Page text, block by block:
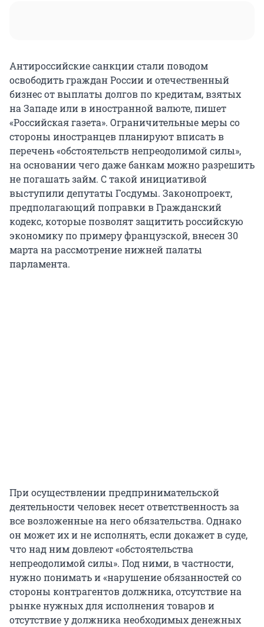
Антироссийские санкции стали поводом
освободить граждан России и отечественный
бизнес от выплаты долгов по кредитам, взятых
на Западе или в иностранной валюте, пишет
«Российская газета». Ограничительные меры со
стороны иностранцев планируют вписать в
перечень «обстоятельств непреодолимой силы»,
на основании чего даже банкам можно разрешить
не погашать займ. С такой инициативой
выступили депутаты Госдумы. Законопроект,
предполагающий поправки в Гражданский
кодекс, которые позволят защитить российскую
экономику по примеру французской, внесен 30
марта на рассмотрение нижней палаты
парламента.
При осуществлении предпринимательской
деятельности человек несет ответственность за
все возложенные на него обязательства. Однако
он может их и не исполнять, если докажет в суде,
что над ним довлеют «обстоятельства
непреодолимой силы». Под ними, в частности,
нужно понимать и «нарушение обязанностей со
стороны контрагентов должника, отсутствие на
рынке нужных для исполнения товаров и
отсутствие у должника необходимых денежных